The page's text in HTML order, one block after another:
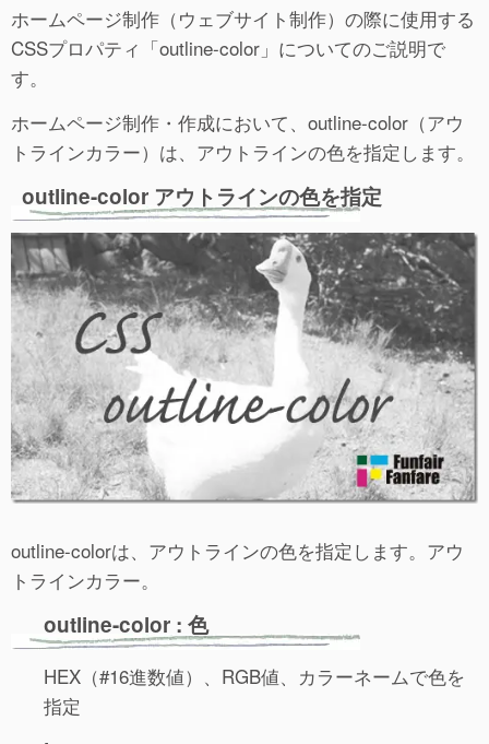
ホームページ制作（ウェブサイト制作）の際に使用する
CSSプロパティ「outline-color」についてのご説明で
す。
ホームページ制作・作成において、outline-color（アウ
トラインカラー）は、アウトラインの色を指定します。
outline-color アウトラインの色を指定
outline-colorは、アウトラインの色を指定します。アウ
トラインカラー。
outline-color : 色
HEX（#16進数値）、RGB値、カラーネームで色を
指定